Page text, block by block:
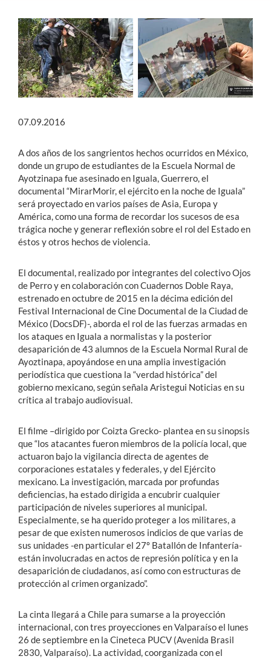
07.09.2016
A dos años de los sangrientos hechos ocurridos en México,
donde un grupo de estudiantes de la Escuela Normal de
Ayotzinapa fue asesinado en Iguala, Guerrero, el
documental “MirarMorir, el ejército en la noche de Iguala”
será proyectado en varios países de Asia, Europa y
América, como una forma de recordar los sucesos de esa
trágica noche y generar reflexión sobre el rol del Estado en
éstos y otros hechos de violencia.
El documental, realizado por integrantes del colectivo Ojos
de Perro y en colaboración con Cuadernos Doble Raya,
estrenado en octubre de 2015 en la décima edición del
Festival Internacional de Cine Documental de la Ciudad de
México (DocsDF)-, aborda el rol de las fuerzas armadas en
los ataques en Iguala a normalistas y la posterior
desaparición de 43 alumnos de la Escuela Normal Rural de
Ayoztinapa, apoyándose en una amplia investigación
periodística que cuestiona la “verdad histórica” del
gobierno mexicano, según señala Aristegui Noticias en su
crítica al trabajo audiovisual.
El filme –dirigido por Coizta Grecko- plantea en su sinopsis
que “los atacantes fueron miembros de la policía local, que
actuaron bajo la vigilancia directa de agentes de
corporaciones estatales y federales, y del Ejército
mexicano. La investigación, marcada por profundas
deficiencias, ha estado dirigida a encubrir cualquier
participación de niveles superiores al municipal.
Especialmente, se ha querido proteger a los militares, a
pesar de que existen numerosos indicios de que varias de
sus unidades -en particular el 27º Batallón de Infantería-
están involucradas en actos de represión política y en la
desaparición de ciudadanos, así como con estructuras de
protección al crimen organizado”.
La cinta llegará a Chile para sumarse a la proyección
internacional, con tres proyecciones en Valparaíso el lunes
26 de septiembre en la Cineteca PUCV (Avenida Brasil
2830, Valparaíso). La actividad, coorganizada con el